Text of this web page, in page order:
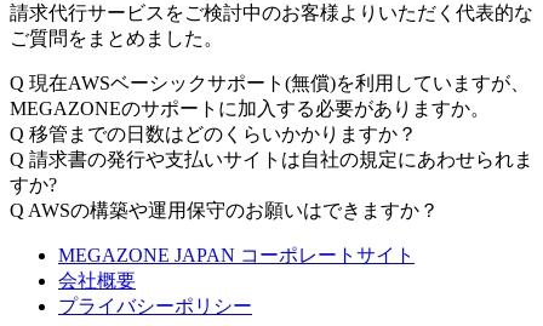
請求代行サービスをご検討中のお客様よりいただく代表的な
ご質問をまとめました。
Q 現在AWSベーシックサポート(無償)を利用していますが、
MEGAZONEのサポートに加入する必要がありますか。
Q 移管までの日数はどのくらいかかりますか？
Q 請求書の発行や支払いサイトは自社の規定にあわせられま
すか?
Q AWSの構築や運用保守のお願いはできますか？
MEGAZONE JAPAN コーポレートサイト
会社概要
プライバシーポリシー